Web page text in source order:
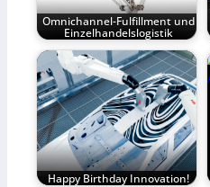
Omnichannel-Fulfillment und
Einzelhandelslogistik
Happy Birthday Innovation!